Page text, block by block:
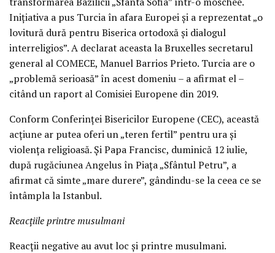
Inițiativa a pus Turcia în afara Europei și a reprezentat „o
lovitură dură pentru Biserica ortodoxă și dialogul
interreligios”. A declarat aceasta la Bruxelles secretarul
general al COMECE, Manuel Barrios Prieto. Turcia are o
„problemă serioasă” în acest domeniu – a afirmat el –
citând un raport al Comisiei Europene din 2019.
Conform Conferinței Bisericilor Europene (CEC), această
acțiune ar putea oferi un „teren fertil” pentru ura și
violența religioasă. Și Papa Francisc, duminică 12 iulie,
după rugăciunea Angelus în Piața „Sfântul Petru”, a
afirmat că simte „mare durere”, gândindu-se la ceea ce se
întâmpla la Istanbul.
Reacțiile printre musulmani
Reacții negative au avut loc și printre musulmani.